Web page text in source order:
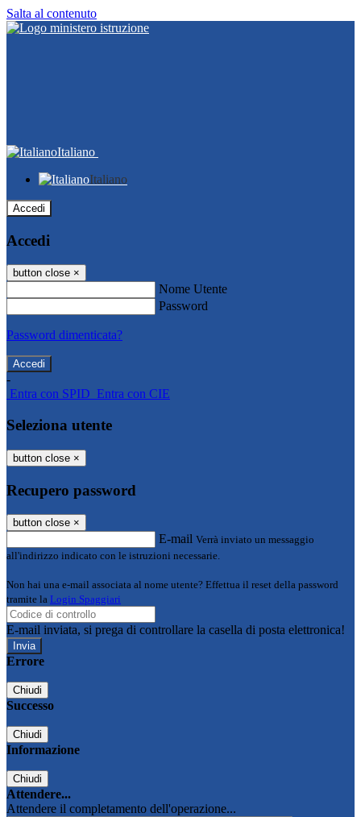
Salta al contenuto
Italiano
Italiano
Accedi
Accedi
button close ×
Nome Utente
Password
Password dimenticata?
-
Entra con SPID Entra con CIE
Seleziona utente
button close ×
Recupero password
button close ×
E-mail Verrà inviato un messaggio
all'indirizzo indicato con le istruzioni necessarie.
Non hai una e-mail associata al nome utente? Effettua il reset della password
tramite la Login Spaggiari
E-mail inviata, si prega di controllare la casella di posta elettronica!
Errore
Chiudi
Successo
Chiudi
Informazione
Chiudi
Attendere...
Attendere il completamento dell'operazione...